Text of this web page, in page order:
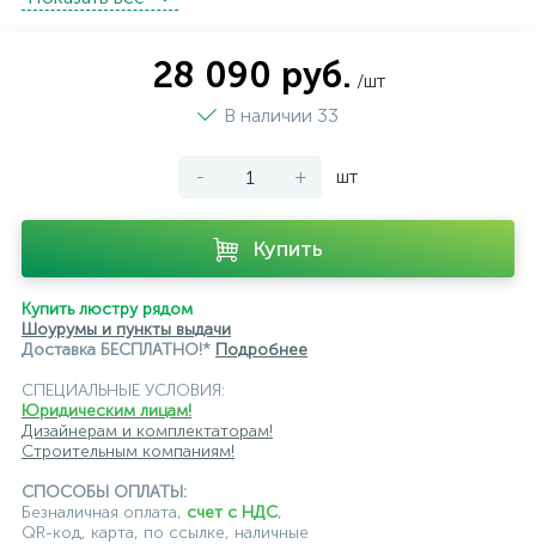
модульные трековые подвесные трековые
светильники для модульной системы
черные ЭРА Crystal Lux Ambrella
28 090 руб. /шт
В наличии 33
- + шт
Купить
Купить люстру рядом
Шоурумы и пункты выдачи
Доставка БЕСПЛАТНО!* Подробнее
СПЕЦИАЛЬНЫЕ УСЛОВИЯ:
Юридическим лицам!
Дизайнерам и комплектаторам!
Строительным компаниям!
СПОСОБЫ ОПЛАТЫ:
Безналичная оплата, счет с НДС,
QR-код, карта, по ссылке, наличные